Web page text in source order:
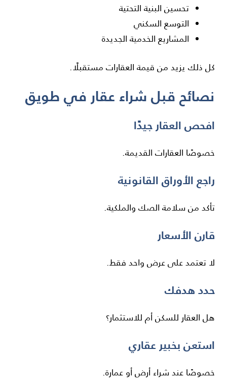
تحسين البنية التحتية
التوسع السكني
المشاريع الخدمية الجديدة
كل ذلك يزيد من قيمة العقارات مستقبلًا.
نصائح قبل شراء عقار في طويق
افحص العقار جيدًا
خصوصًا العقارات القديمة.
راجع الأوراق القانونية
تأكد من سلامة الصك والملكية.
قارن الأسعار
لا تعتمد على عرض واحد فقط.
حدد هدفك
هل العقار للسكن أم للاستثمار؟
استعن بخبير عقاري
خصوصًا عند شراء أرض أو عمارة.